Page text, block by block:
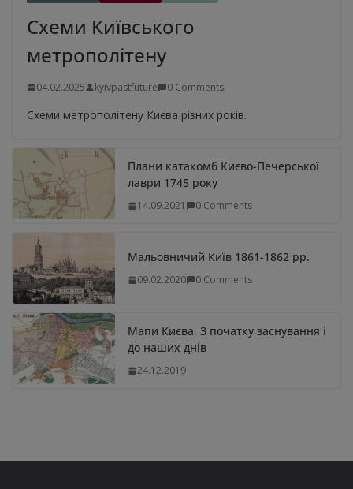
Схеми Київського
метрополітену
04.02.2025 kyivpastfuture 0 Comments
Схеми метрополітену Києва різних років.
Плани катакомб Києво-Печерської
лаври 1745 року
14.09.2021 0 Comments
Мальовничий Київ 1861-1862 рр.
09.02.2020 0 Comments
Мапи Києва. З початку заснування і
до наших днів
24.12.2019